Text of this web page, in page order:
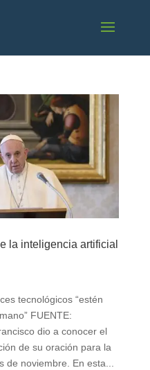
la inteligencia artificial
tecnológicos “estén
FUENTE:
dio a conocer el
de su oración para la
de noviembre. En esta...